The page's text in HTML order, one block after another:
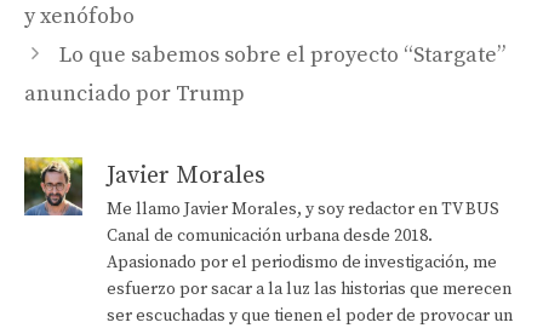
y xenófobo
Lo que sabemos sobre el proyecto “Stargate”
anunciado por Trump
Javier Morales
Me llamo Javier Morales, y soy redactor en TV BUS
Canal de comunicación urbana desde 2018.
Apasionado por el periodismo de investigación, me
esfuerzo por sacar a la luz las historias que merecen
ser escuchadas y que tienen el poder de provocar un